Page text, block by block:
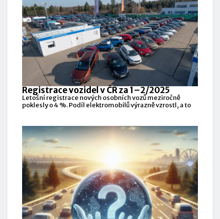
Registrace vozidel v ČR za 1–2/2025
Letošní registrace nových osobních vozů meziročně
poklesly o 4 %. Podíl elektromobilů výrazně vzrostl, a to